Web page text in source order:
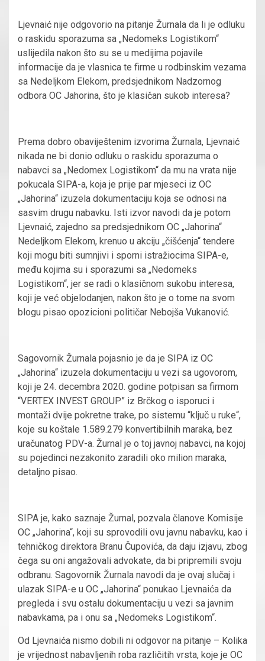
Ljevnaić nije odgovorio na pitanje Žurnala da li je odluku
o raskidu sporazuma sa „Nedomeks Logistikom“
uslijedila nakon što su se u medijima pojavile
informacije da je vlasnica te firme u rodbinskim vezama
sa Nedeljkom Elekom, predsjednikom Nadzornog
odbora OC Jahorina, što je klasičan sukob interesa?
Prema dobro obaviještenim izvorima Žurnala, Ljevnaić
nikada ne bi donio odluku o raskidu sporazuma o
nabavci sa „Nedomex Logistikom“ da mu na vrata nije
pokucala SIPA-a, koja je prije par mjeseci iz OC
„Jahorina“ izuzela dokumentaciju koja se odnosi na
sasvim drugu nabavku. Isti izvor navodi da je potom
Ljevnaić, zajedno sa predsjednikom OC „Jahorina“
Nedeljkom Elekom, krenuo u akciju „čišćenja“ tendere
koji mogu biti sumnjivi i sporni istražiocima SIPA-e,
među kojima su i sporazumi sa „Nedomeks
Logistikom“, jer se radi o klasičnom sukobu interesa,
koji je već objelodanjen, nakon što je o tome na svom
blogu pisao opozicioni političar Nebojša Vukanović.
Sagovornik Žurnala pojasnio je da je SIPA iz OC
„Jahorina“ izuzela dokumentaciju u vezi sa ugovorom,
koji je 24. decembra 2020. godine potpisan sa firmom
“VERTEX INVEST GROUP” iz Brčkog o isporuci i
montaži dvije pokretne trake, po sistemu “ključ u ruke“,
koje su koštale 1.589.279 konvertibilnih maraka, bez
uračunatog PDV-a. Žurnal je o toj javnoj nabavci, na kojoj
su pojedinci nezakonito zaradili oko milion maraka,
detaljno pisao.
SIPA je, kako saznaje Žurnal, pozvala članove Komisije
OC „Jahorina“, koji su sprovodili ovu javnu nabavku, kao i
tehničkog direktora Branu Čupovića, da daju izjavu, zbog
čega su oni angažovali advokate, da bi pripremili svoju
odbranu. Sagovornik Žurnala navodi da je ovaj slučaj i
ulazak SIPA-e u OC „Jahorina“ ponukao Ljevnaića da
pregleda i svu ostalu dokumentaciju u vezi sa javnim
nabavkama, pa i onu sa „Nedomeks Logistikom“.
Od Ljevnaića nismo dobili ni odgovor na pitanje – Kolika
je vrijednost nabavljenih roba različitih vrsta, koje je OC